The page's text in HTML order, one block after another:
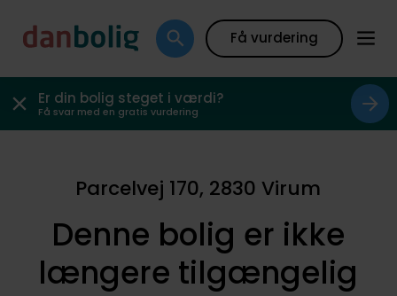
Få vurdering
Er din bolig steget i værdi?
Få svar med en gratis vurdering
Parcelvej 170, 2830 Virum
Denne bolig er ikke
længere tilgængelig